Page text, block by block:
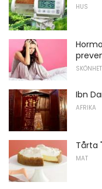
HUS
Ibn
AFRIKA
Tårta
MAT